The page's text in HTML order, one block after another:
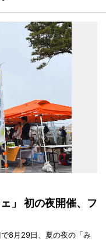
」 初の夜開催、フ
8月29日、夏の夜の「み